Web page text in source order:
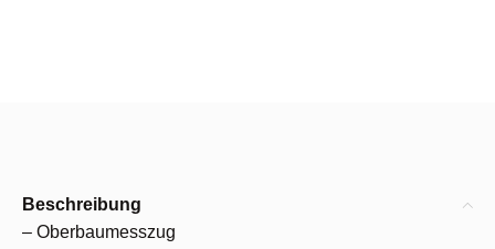
Beschreibung
– Oberbaumesszug